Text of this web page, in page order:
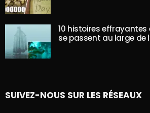
10 histoires
se passent au large de
SUIVEZ-NOUS SUR LES RÉSEAUX